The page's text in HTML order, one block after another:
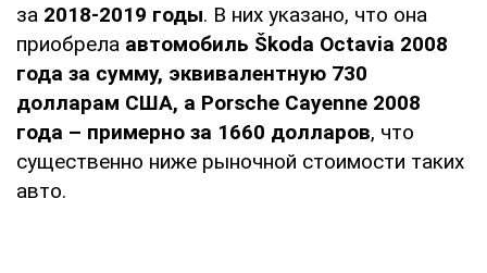
за 2018-2019 годы. В них указано, что она
приобрела автомобиль Škoda Octavia 2008
года за сумму, эквивалентную 730
долларам США, а Porsche Cayenne 2008
года – примерно за 1660 долларов, что
существенно ниже рыночной стоимости таких
авто.